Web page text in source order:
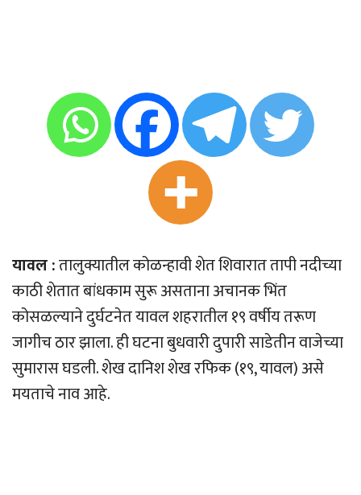
यावल :तालुक्यातील कोळन्हावी शेत शिवारात तापी नदीच्या
काठी शेतात बांधकाम सुरू असताना अचानक भिंत
कोसळल्याने दुर्घटनेत यावल शहरातील १९ वर्षीय तरूण
जागीच ठार झाला. ही घटना बुधवारी दुपारी साडेतीन वाजेच्या
सुमारास घडली. शेख दानिश शेख रफिक (१९, यावल) असे
मयताचे नाव आहे.